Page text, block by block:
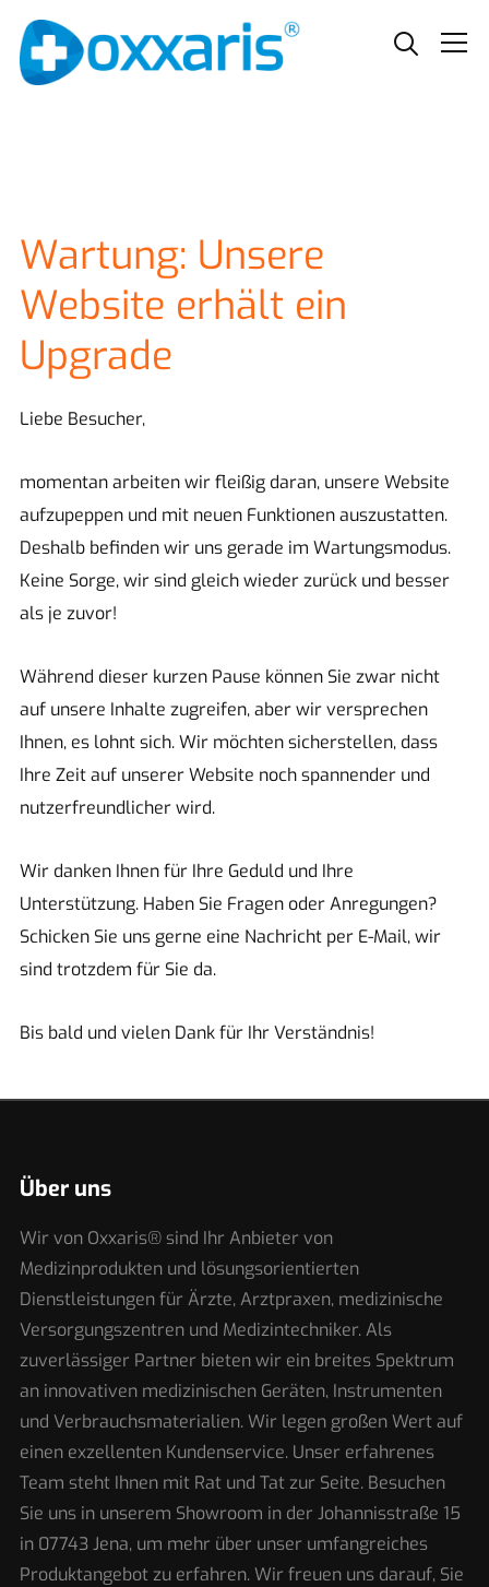
Info
Wartung: Unsere
Website erhält ein
Upgrade
Liebe Besucher,
momentan arbeiten wir fleißig daran, unsere Website
aufzupeppen und mit neuen Funktionen auszustatten.
Deshalb befinden wir uns gerade im Wartungsmodus.
Keine Sorge, wir sind gleich wieder zurück und besser
als je zuvor!
Während dieser kurzen Pause können Sie zwar nicht
auf unsere Inhalte zugreifen, aber wir versprechen
Ihnen, es lohnt sich. Wir möchten sicherstellen, dass
Ihre Zeit auf unserer Website noch spannender und
nutzerfreundlicher wird.
Wir danken Ihnen für Ihre Geduld und Ihre
Unterstützung. Haben Sie Fragen oder Anregungen?
Schicken Sie uns gerne eine Nachricht per E-Mail, wir
sind trotzdem für Sie da.
Bis bald und vielen Dank für Ihr Verständnis!
Über uns
Wir von Oxxaris® sind Ihr Anbieter von
Medizinprodukten und lösungsorientierten
Dienstleistungen für Ärzte, Arztpraxen, medizinische
Versorgungszentren und Medizintechniker. Als
zuverlässiger Partner bieten wir ein breites Spektrum
an innovativen medizinischen Geräten, Instrumenten
und Verbrauchsmaterialien. Wir legen großen Wert auf
einen exzellenten Kundenservice. Unser erfahrenes
Team steht Ihnen mit Rat und Tat zur Seite. Besuchen
Sie uns in unserem Showroom in der Johannisstraße 15
in 07743 Jena, um mehr über unser umfangreiches
Produktangebot zu erfahren. Wir freuen uns darauf, Sie